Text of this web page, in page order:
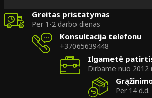
Greitas pristatymas
Per 1-2 darbo dienas
Konsultacija telefonu
+37065639448
Ilgametė
Dirbame nuo 2012
Per 14 d.d.